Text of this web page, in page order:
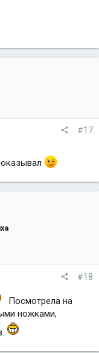
#17
#18
Посмотрела на
ножками,